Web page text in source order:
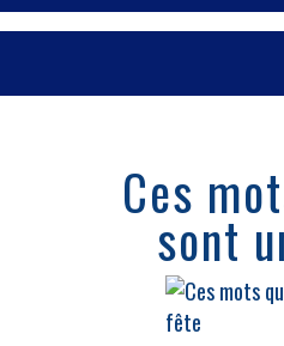
Ces
sont